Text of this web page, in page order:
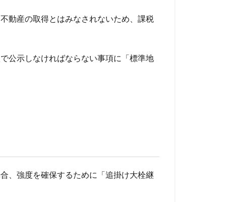
動産の取得とはみなされないため、課税
公示しなければならない事項に「標準地
、強度を確保するために「追掛け大栓継